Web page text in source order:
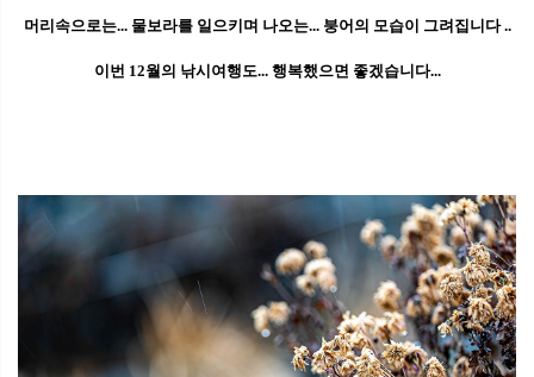
머리속으로는... 물보라를 일으키며 나오는... 붕어의 모습이 그려집니다 ..
이번 12월의 낚시여행도... 행복했으면 좋겠습니다...